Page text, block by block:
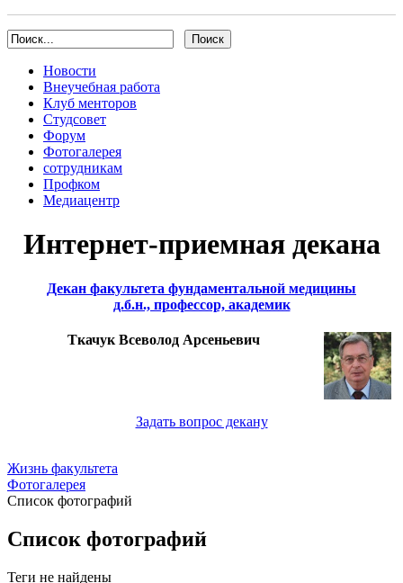
Новости
Внеучебная работа
Клуб менторов
Студсовет
Форум
Фотогалерея
сотрудникам
Профком
Медиацентр
Интернет-приемная декана
Декан факультета фундаментальной медицины
д.б.н., профессор, академик
Ткачук Всеволод Арсеньевич
Задать вопрос декану
Жизнь факультета
Фотогалерея
Список фотографий
Список фотографий
Теги не найдены